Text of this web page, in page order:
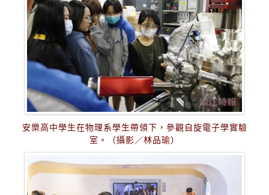
安樂高中學生在物理系學生帶領下，參觀自旋電子學實驗
室。（攝影／林品瑜）